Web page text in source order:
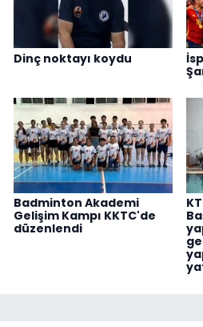
Dinç noktayı koydu
Badminton Akademi
Gelişim Kampı KKTC'de
düzenlendi